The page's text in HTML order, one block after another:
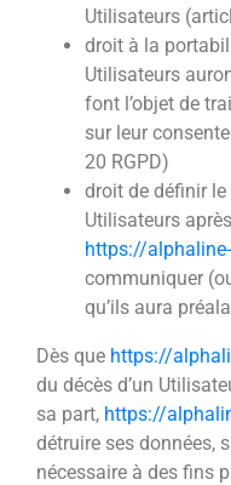
Utilisateurs
droit à la
Utilisateurs
font l’objet de
sur leur
20 RGPD)
droit de définir
Utilisateurs
https://
communiquer
qu’ils aura
Dès que https://
du décès d’un
sa part, https://
détruire ses données,
nécessaire à des fins